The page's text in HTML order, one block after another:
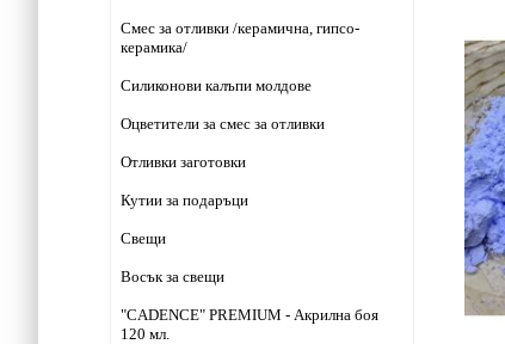
Смес за отливки /керамична, гипсо-
керамика/
Силиконови калъпи молдове
Оцветители за смес за отливки
Отливки заготовки
Кутии за подаръци
Свещи
Восък за свещи
"CADENCE" PREMIUM - Акрилна боя
120 мл.